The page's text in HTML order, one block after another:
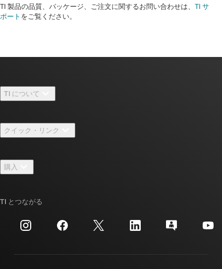
TI 製品の品質、パッケージ、ご注文に関するお問い合わせは、 TI サ
ポート をご覧ください。​​​​​​​​​​​​​​
TI について
採用情報
ニュース
イベント
投資家向け情報
クイック・リンク
TI E2E™ 設計サポート・フォーラム
クロスリファレンス検索
カスタマー・サポート・センター
購入
ご注文に関する FAQ
TI とつながる